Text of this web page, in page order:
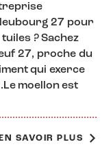
27 pour
? Sachez
27, proche du
qui exerce
moellon est
EN SAVOIR PLUS